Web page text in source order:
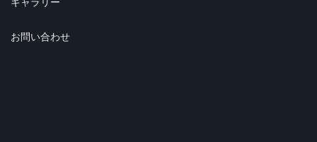
お問い合わせ